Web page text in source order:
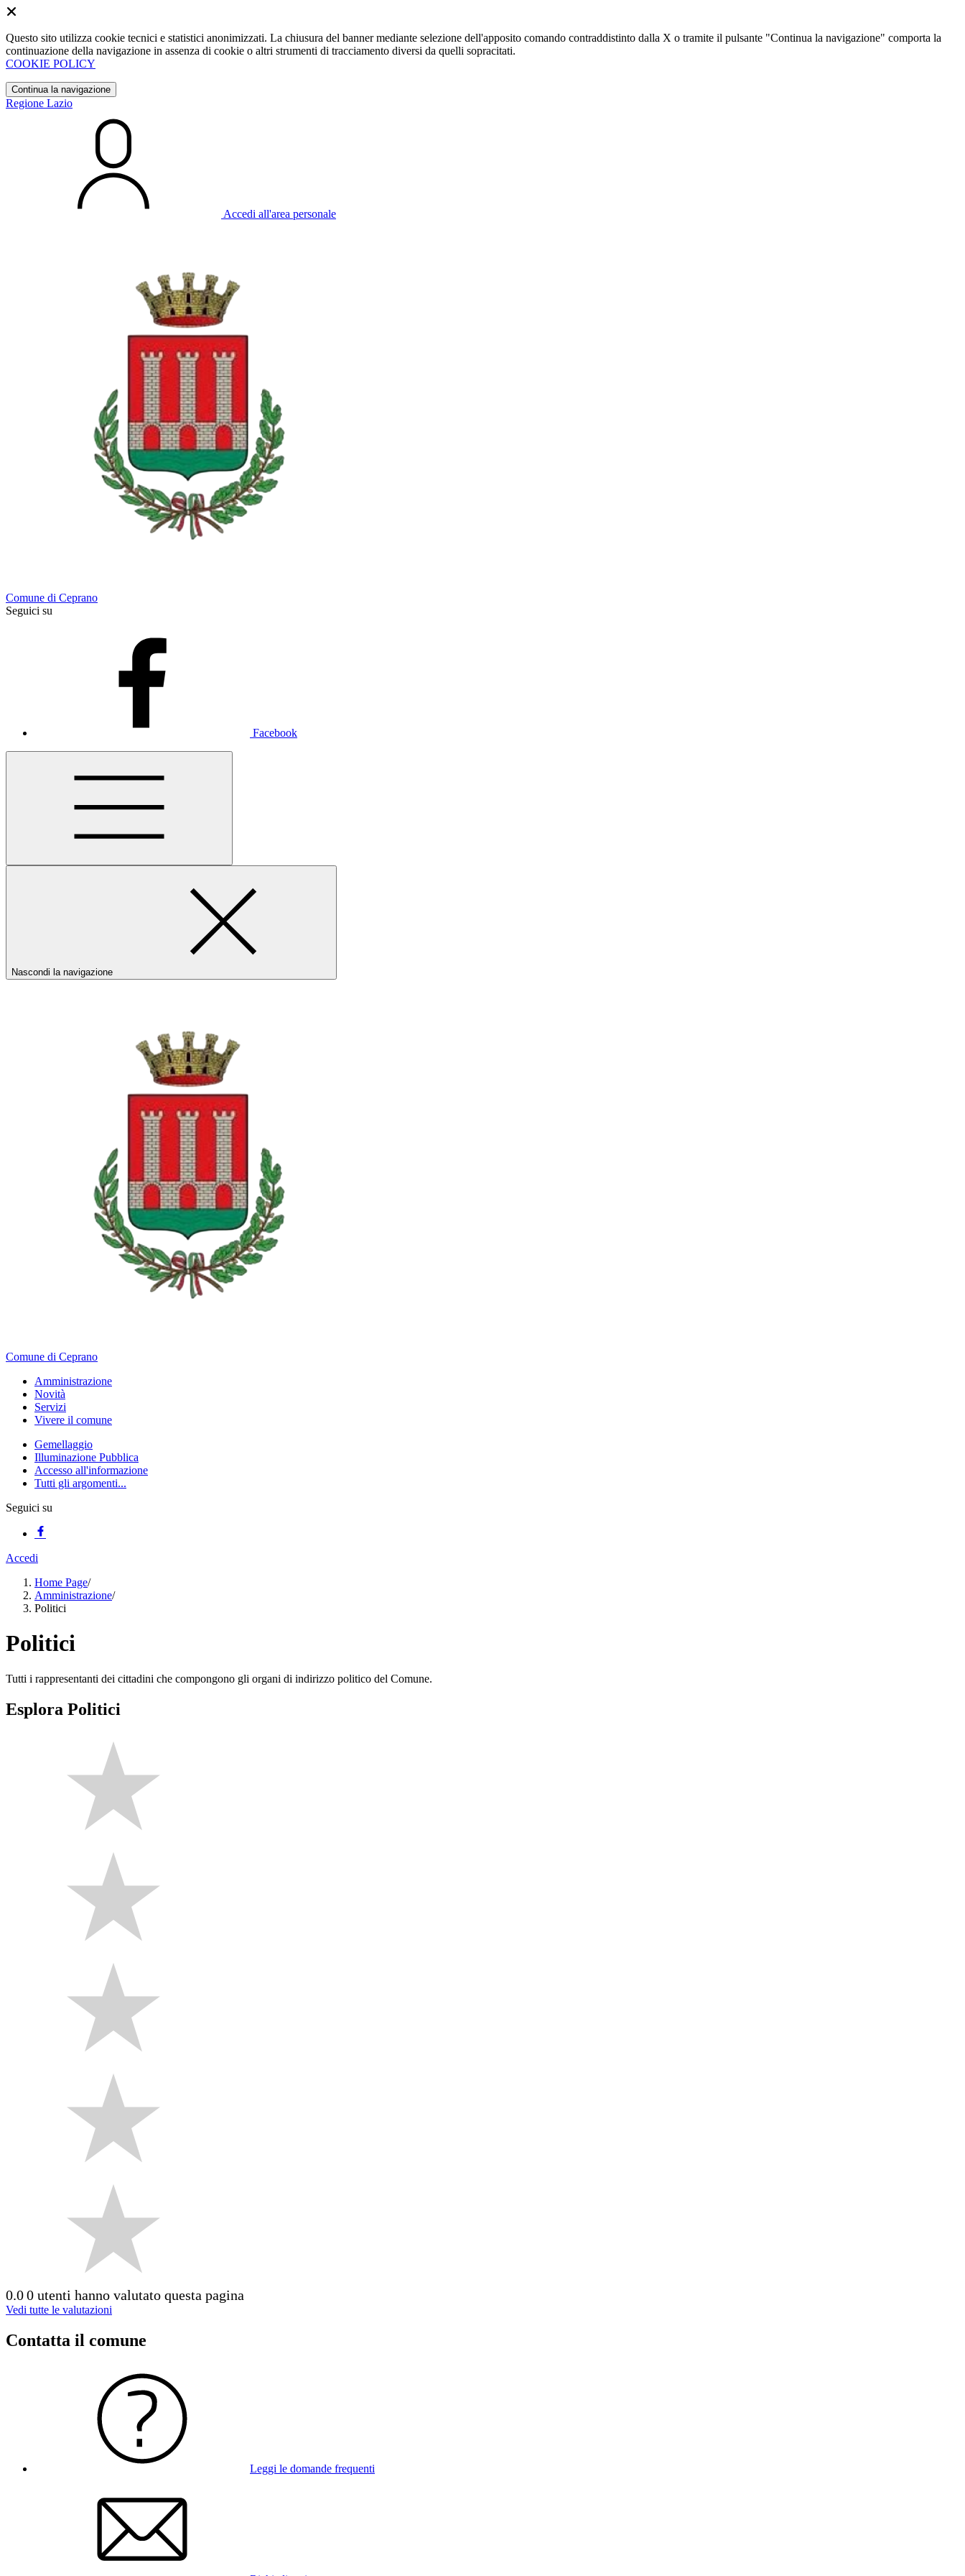
Questo sito utilizza cookie tecnici e statistici anonimizzati. La chiusura del banner mediante selezione dell'apposito comando contraddistinto dalla X o tramite il pulsante "Continua la navigazione" comporta la
continuazione della navigazione in assenza di cookie o altri strumenti di tracciamento diversi da quelli sopracitati.
COOKIE POLICY
Continua la navigazione
Regione Lazio
Accedi all'area personale
Comune di Ceprano
Seguici su
Facebook
Nascondi la navigazione
Comune di Ceprano
Amministrazione
Novità
Servizi
Vivere il comune
Gemellaggio
Illuminazione Pubblica
Accesso all'informazione
Tutti gli argomenti...
Seguici su
Accedi
Home Page/
Amministrazione/
Politici
Politici
Tutti i rappresentanti dei cittadini che compongono gli organi di indirizzo politico del Comune.
Esplora Politici
0.00 utenti hanno valutato questa pagina
Vedi tutte le valutazioni
Contatta il comune
Leggi le domande frequenti